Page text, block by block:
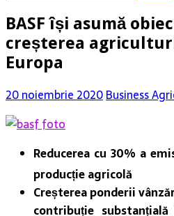
BASF își asumă
creșterea
Europa
20 noiembrie 2020Business
Reducerea cu 30% a
producție agricolă
Creșterea ponderii v
contribuție